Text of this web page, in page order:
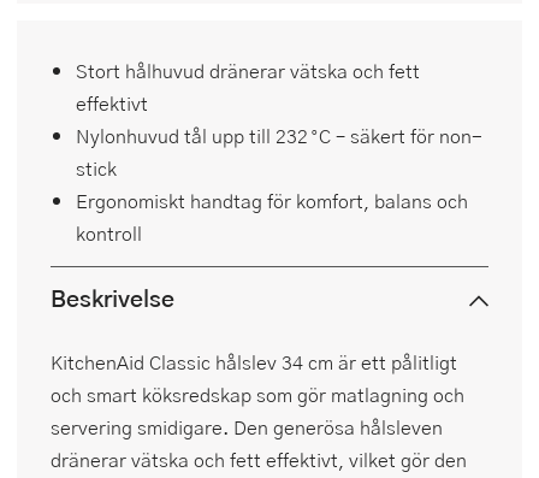
Stort hålhuvud dränerar vätska och fett
effektivt
Nylonhuvud tål upp till 232 °C – säkert för non-
stick
Ergonomiskt handtag för komfort, balans och
kontroll
Beskrivelse
KitchenAid Classic hålslev 34 cm är ett pålitligt
och smart köksredskap som gör matlagning och
servering smidigare. Den generösa hålsleven
dränerar vätska och fett effektivt, vilket gör den